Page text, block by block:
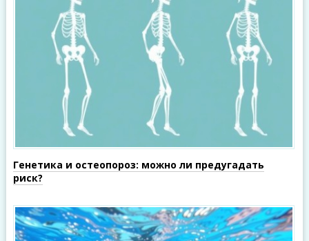
Генетика и остеопороз: можно ли предугадать
риск?